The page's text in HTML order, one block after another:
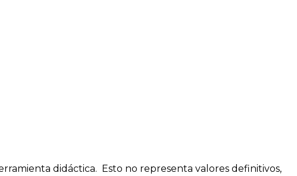
didáctica. Esto no representa valores definitivos,